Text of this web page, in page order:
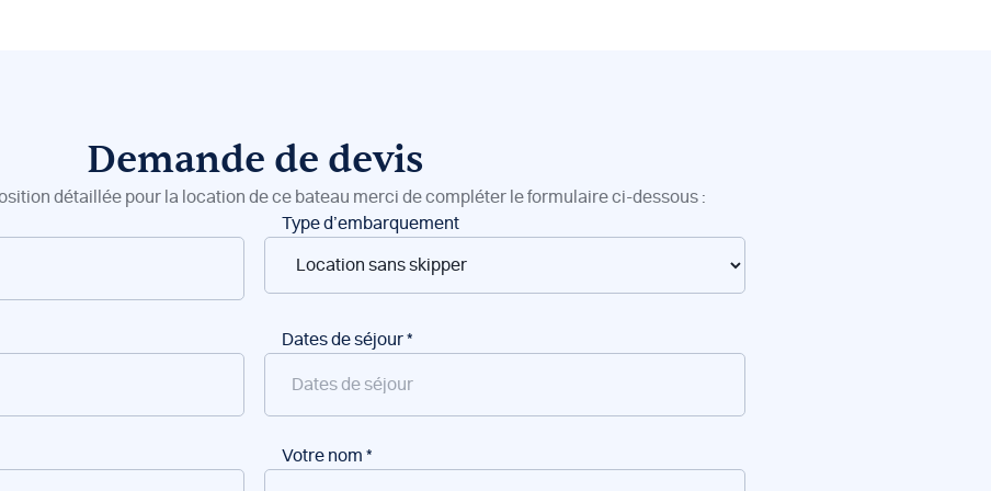
Demande de devis
détaillée pour la location de ce bateau merci de compléter le formulaire ci-dessous :
Type d’embarquement
Dates de séjour*
Votre nom *